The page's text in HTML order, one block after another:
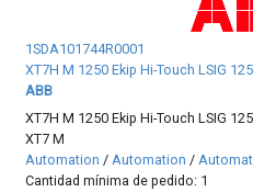
1SDA101744R0001
XT7H M 1250 Ekip Hi-Touch LSIG
ABB
XT7H M 1250 Ekip Hi-Touch LSIG
XT7 M
Automation /Automation /
Cantidad mínima de pedido: 1